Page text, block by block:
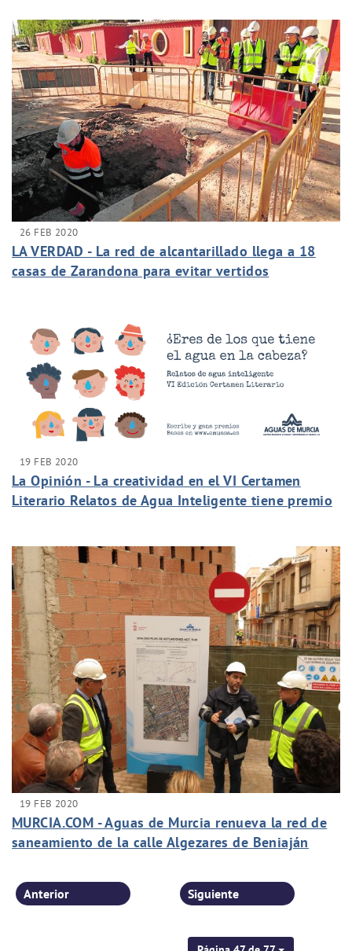
26 FEB 2020
LA VERDAD - La red de alcantarillado llega a 18
casas de Zarandona para evitar vertidos
19 FEB 2020
La Opinión - La creatividad en el VI Certamen
Literario Relatos de Agua Inteligente tiene premio
19 FEB 2020
MURCIA.COM - Aguas de Murcia renueva la red de
saneamiento de la calle Algezares de Beniaján
Anterior Siguiente